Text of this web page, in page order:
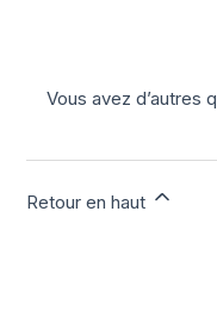
Vous avez d’autres
Retour en haut